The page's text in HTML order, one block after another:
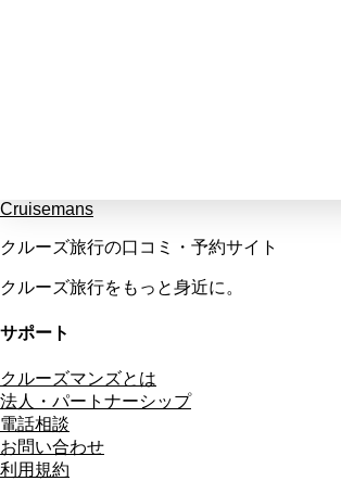
Cruisemans
クルーズ旅行の口コミ・予約サイト
クルーズ旅行をもっと身近に。
サポート
クルーズマンズとは
法人・パートナーシップ
電話相談
お問い合わせ
利用規約